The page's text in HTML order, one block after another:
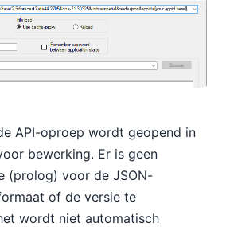
API-oproep wordt geopend in
bewerking. Er is geen
(prolog) voor de JSON-
of de versie te
wordt niet automatisch